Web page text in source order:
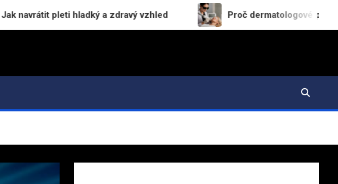
pleti hladký a zdravý vzhled Proč dermatologové preferují